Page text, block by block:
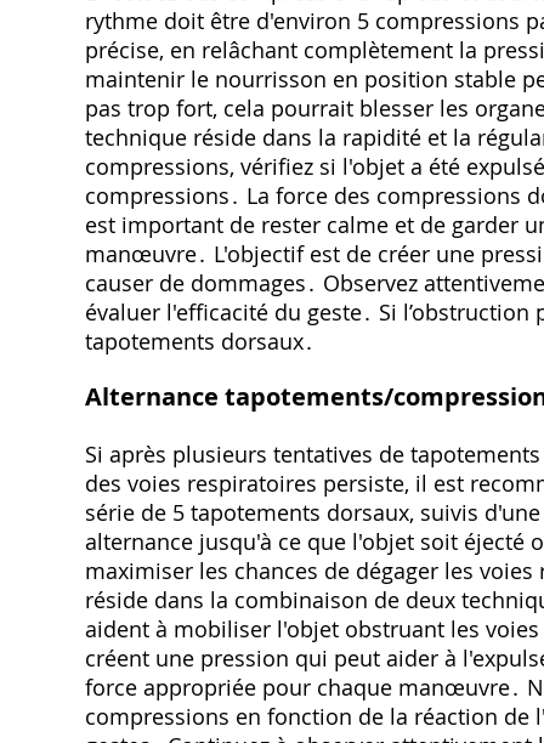
rythme doit être d'environ 5 compressions
précise, en relâchant complètement la
maintenir le nourrisson en position stable
pas trop fort, cela pourrait blesser les
technique réside dans la rapidité et la
compressions, vérifiez si l'objet a été
compressions․ La force des compressions
est important de rester calme et de garder
manœuvre․ L'objectif est de créer une
causer de dommages․ Observez
évaluer l'efficacité du geste․ Si
tapotements dorsaux․
Alternance tapotements/
Si après plusieurs tentatives de
des voies respiratoires persiste, il est
série de 5 tapotements dorsaux, suivis
alternance jusqu'à ce que l'objet soit éjecté
maximiser les chances de dégager les
réside dans la combinaison de deux
aident à mobiliser l'objet obstruant les
créent une pression qui peut aider à
force appropriée pour chaque manœuvre․
compressions en fonction de la réaction